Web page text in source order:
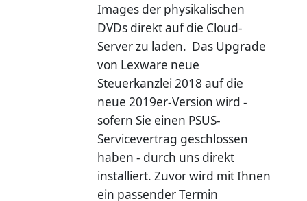
Images der physikalischen
DVDs direkt auf die Cloud-
Server zu laden. Das Upgrade
von Lexware neue
Steuerkanzlei 2018 auf die
neue 2019er-Version wird -
sofern Sie einen PSUS-
Servicevertrag geschlossen
haben - durch uns direkt
installiert. Zuvor wird mit Ihnen
ein passender Termin